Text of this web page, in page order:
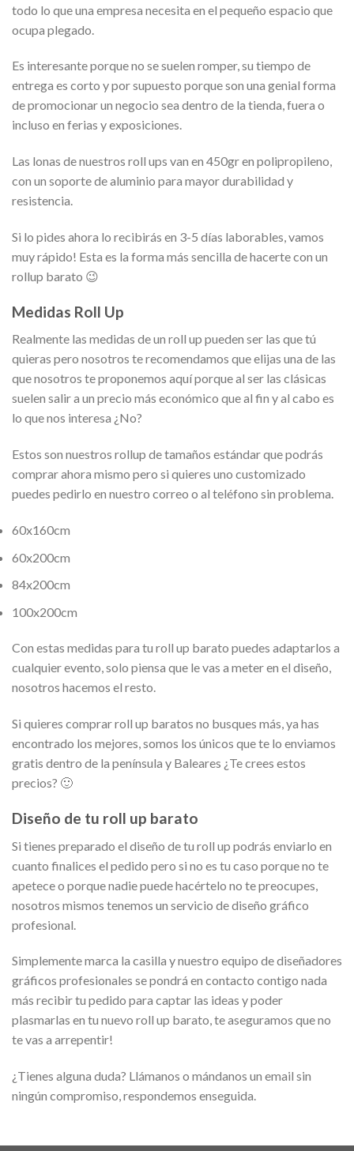
todo lo que una empresa necesita en el pequeño espacio que
ocupa plegado.
Es interesante porque no se suelen romper, su tiempo de
entrega es corto y por supuesto porque son una genial forma
de promocionar un negocio sea dentro de la tienda, fuera o
incluso en ferias y exposiciones.
Las lonas de nuestros roll ups van en 450gr en polipropileno,
con un soporte de aluminio para mayor durabilidad y
resistencia.
Si lo pides ahora lo recibirás en 3-5 días laborables, vamos
muy rápido! Esta es la forma más sencilla de hacerte con un
rollup barato 😉
Medidas Roll Up
Realmente las medidas de un roll up pueden ser las que tú
quieras pero nosotros te recomendamos que elijas una de las
que nosotros te proponemos aquí porque al ser las clásicas
suelen salir a un precio más económico que al fin y al cabo es
lo que nos interesa ¿No?
Estos son nuestros rollup de tamaños estándar que podrás
comprar ahora mismo pero si quieres uno customizado
puedes pedirlo en nuestro correo o al teléfono sin problema.
60x160cm
60x200cm
84x200cm
100x200cm
Con estas medidas para tu roll up barato puedes adaptarlos a
cualquier evento, solo piensa que le vas a meter en el diseño,
nosotros hacemos el resto.
Si quieres comprar roll up baratos no busques más, ya has
encontrado los mejores, somos los únicos que te lo enviamos
gratis dentro de la península y Baleares ¿Te crees estos
precios? 🙂
Diseño de tu roll up barato
Si tienes preparado el diseño de tu roll up podrás enviarlo en
cuanto finalices el pedido pero si no es tu caso porque no te
apetece o porque nadie puede hacértelo no te preocupes,
nosotros mismos tenemos un servicio de diseño gráfico
profesional.
Simplemente marca la casilla y nuestro equipo de diseñadores
gráficos profesionales se pondrá en contacto contigo nada
más recibir tu pedido para captar las ideas y poder
plasmarlas en tu nuevo roll up barato, te aseguramos que no
te vas a arrepentir!
¿Tienes alguna duda? Llámanos o mándanos un email sin
ningún compromiso, respondemos enseguida.